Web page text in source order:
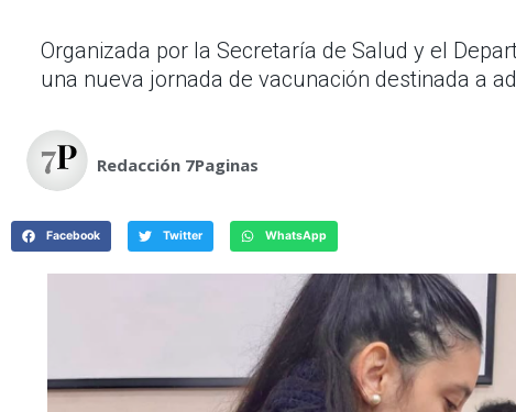
Organizada por la Secretaría de Salud y el
una nueva jornada de vacunación destinada a
Redacción 7Paginas
Facebook Twitter WhatsApp